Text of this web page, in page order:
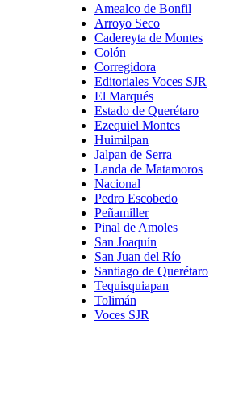
Amealco de Bonfil
Arroyo Seco
Cadereyta de Montes
Colón
Corregidora
Editoriales Voces SJR
El Marqués
Estado de Querétaro
Ezequiel Montes
Huimilpan
Jalpan de Serra
Landa de Matamoros
Nacional
Pedro Escobedo
Peñamiller
Pinal de Amoles
San Joaquín
San Juan del Río
Santiago de Querétaro
Tequisquiapan
Tolimán
Voces SJR